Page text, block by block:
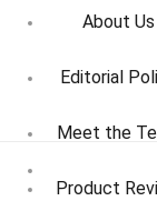
About Us
Editorial
Meet the
Product